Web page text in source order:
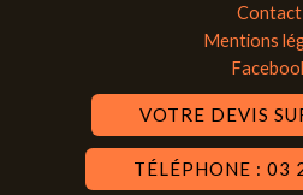
Contact
Mentions
VOTRE DEVIS
TÉLÉPHONE : 03